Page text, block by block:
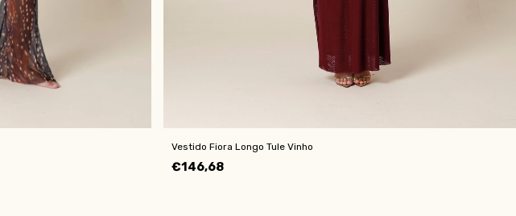
Vestido Fiora Longo Tule Vinho
€146,68